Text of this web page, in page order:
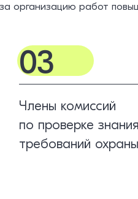
организацию работ
03
Члены комиссий
по проверке знания
требований